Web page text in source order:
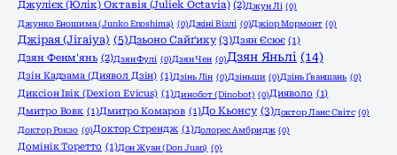
Джулієк (Юлік) Октавія (Juliek Octavia) (2)Джун Лі (0)
Джунко Еношима (Junko Enoshima) (0)Джіні Візлі (0)Джіор Мормонт (0)
Джірая (Jiraiya) (5)Дзьоно Сайґику (3)Дзян Єсює (1)
Дзян Фенм'янь (2)Дзян Фулі (0)Дзян Чен (0)Дзян Яньлі (14)
Дзін Кадзама (Диявол Дзін) (1)Дзінь Лін (0)Дзіньши (0)Дзінь Ґваншань (0)
Диксіон Івік (Dexion Evicus) (1)Динобот (Dinobot) (0)Дияволо (1)
Дмитро Вовк (1)Дмитро Комаров (1)До Кьонсу (3)Доктор Ланс Світс (0)
Доктор Рокзо (0)Доктор Стрендж (1)Долорес Амбридж (0)
Домінік Торетто (1)Дон Жуан (Don Juan) (0)